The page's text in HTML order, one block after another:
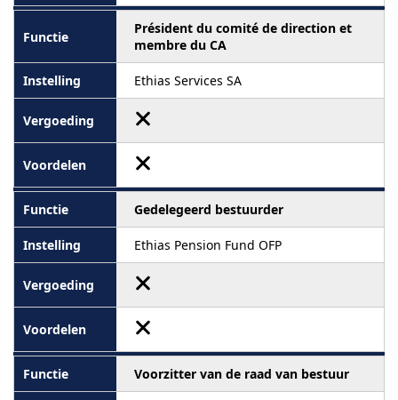
Président du comité de direction et
membre du CA
Ethias Services SA
Gedelegeerd bestuurder
Ethias Pension Fund OFP
Voorzitter van de raad van bestuur